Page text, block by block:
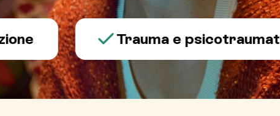
Trauma e psicotraumatologia